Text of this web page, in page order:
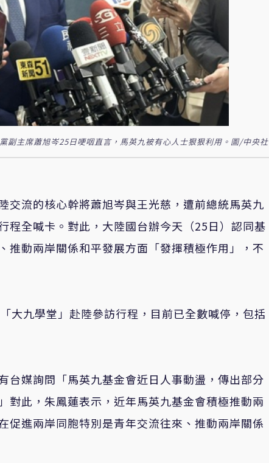
副主席蕭旭岑25日哽咽直言，馬英九被有心人士狠狠利用。圖/中央社
交流的核心幹將蕭旭岑與王光慈，遭前總統馬英九
程全喊卡。對此，大陸國台辦今天（25日）認同基
推動兩岸關係和平發展方面「發揮積極作用」，不
大九學堂」赴陸參訪行程，目前已全數喊停，包括
台媒詢問「馬英九基金會近日人事動盪，傳出部分
對此，朱鳳蓮表示，近年馬英九基金會積極推動兩
促進兩岸同胞特別是青年交流往來、推動兩岸關係